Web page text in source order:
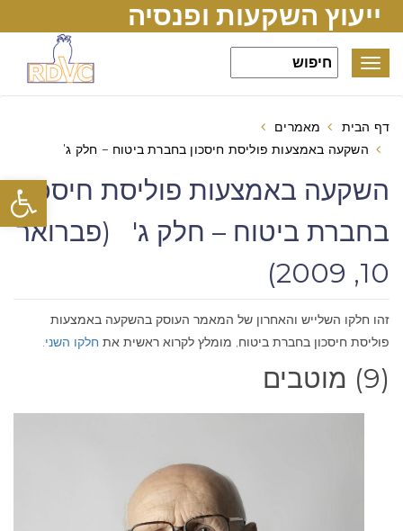
פתח
ייעוץ השקעות ופנסיה
Toggle
דף הבית
מאמרים
השקעה באמצעות פוליסת חיסכון בחברת ביטוח – חלק ג'
השקעה באמצעות פוליסת חיסכון
בחברת ביטוח – חלק ג' (פברואר
10, 2009)
זהו חלקו השלייש והאחרון של המאמר העוסק בהשקעה באמצעות
פוליסת חיסכון בחברת ביטוח, מומלץ לקרוא ראשית את חלקו השני
(9) מוטבים